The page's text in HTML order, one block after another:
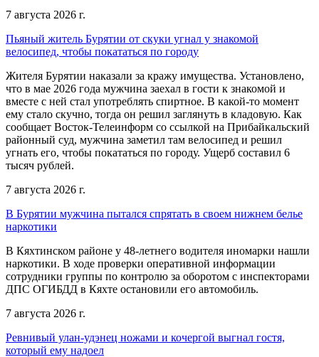
7 августа 2026 г.
Пьяный житель Бурятии от скуки угнал у знакомой
велосипед, чтобы покататься по городу
Жителя Бурятии наказали за кражу имущества. Установлено,
что в мае 2026 года мужчина заехал в гости к знакомой и
вместе с ней стал употреблять спиртное. В какой-то момент
ему стало скучно, тогда он решил заглянуть в кладовую. Как
сообщает Восток-Телеинформ со ссылкой на Прибайкальский
районный суд, мужчина заметил там велосипед и решил
угнать его, чтобы покататься по городу. Ущерб составил 6
тысяч рублей.
7 августа 2026 г.
В Бурятии мужчина пытался спрятать в своем нижнем белье
наркотики
В Кяхтинском районе у 48-летнего водителя иномарки нашли
наркотики. В ходе проверки оперативной информации
сотрудники группы по контролю за оборотом с инспекторами
ДПС ОГИБДД в Кяхте остановили его автомобиль.
7 августа 2026 г.
Ревнивый улан-удэнец ножами и кочергой выгнал гостя,
который ему надоел